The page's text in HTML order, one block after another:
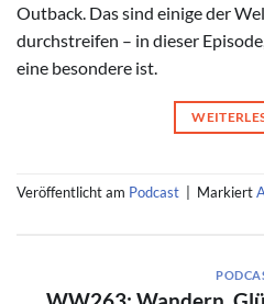
Outback. Das sind einige der
durchstreifen – in dieser
eine besondere ist.
Veröffentlicht am Podcast Markiert